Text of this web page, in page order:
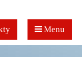
Menu